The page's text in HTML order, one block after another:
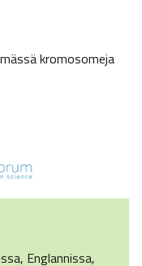
kromosomeja
Englannissa,